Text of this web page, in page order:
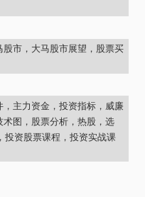
市，大马股市展望，股票买
主力资金，投资指标，威廉
图，股票分析，热股，选
投资股票课程，投资实战课